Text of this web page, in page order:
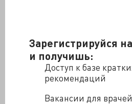
Зарегистрируйся
и получишь:
Доступ к базе
рекомендаций
Вакансии для врачей
прогрессирования клинических
проявлений деменции, а при
оценке памяти снижение было
минимальным.
большее число инсультов и
ишемических атак в группе GBE.